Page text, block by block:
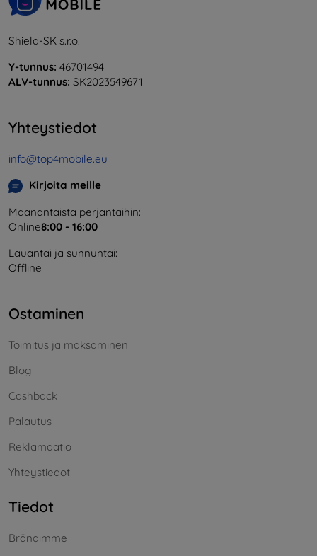
Shield-SK s.r.o.
Y-tunnus: 46701494
ALV-tunnus: SK2023549671
Yhteystiedot
info@top4mobile.eu
Kirjoita meille
Maanantaista perjantaihin:
Online8:00 - 16:00
Lauantai ja sunnuntai:
Offline
Ostaminen
Toimitus ja maksaminen
Blog
Cashback
Palautus
Reklamaatio
Yhteystiedot
Tiedot
Brändimme